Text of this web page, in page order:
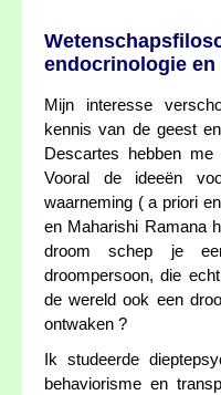
endocrinologie
Mijn interesse
kennis van de geest
Descartes hebben
Vooral de ideeën
waarneming ( a priori
en Maharishi Ramana
droom schep je
droompersoon, die
de wereld ook een
ontwaken ?
Ik studeerde
behaviorisme en